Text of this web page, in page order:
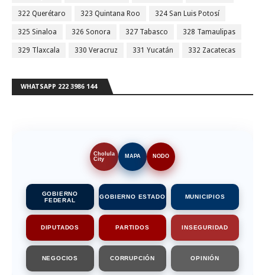
322 Querétaro 323 Quintana Roo 324 San Luis Potosí
325 Sinaloa 326 Sonora 327 Tabasco 328 Tamaulipas
329 Tlaxcala 330 Veracruz 331 Yucatán 332 Zacatecas
WHATSAPP 222 3986 144
Cholula
City
MAPA NODO
GOBIERNO
FEDERAL
GOBIERNO ESTADO MUNICIPIOS
DIPUTADOS PARTIDOS INSEGURIDAD
NEGOCIOS CORRUPCIÓN OPINIÓN